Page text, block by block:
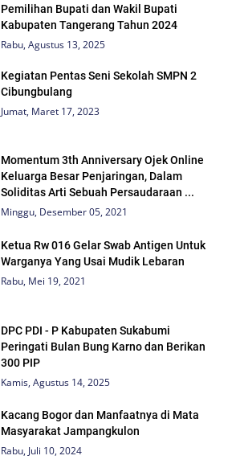
Pemilihan Bupati dan Wakil Bupati
Kabupaten Tangerang Tahun 2024
Rabu, Agustus 13, 2025
Kegiatan Pentas Seni Sekolah SMPN 2
Cibungbulang
Jumat, Maret 17, 2023
Momentum 3th Anniversary Ojek Online
Keluarga Besar Penjaringan, Dalam
Soliditas Arti Sebuah Persaudaraan ...
Minggu, Desember 05, 2021
Ketua Rw 016 Gelar Swab Antigen Untuk
Warganya Yang Usai Mudik Lebaran
Rabu, Mei 19, 2021
DPC PDI - P Kabupaten Sukabumi
Peringati Bulan Bung Karno dan Berikan
300 PIP
Kamis, Agustus 14, 2025
Kacang Bogor dan Manfaatnya di Mata
Masyarakat Jampangkulon
Rabu, Juli 10, 2024